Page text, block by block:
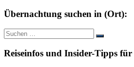
Übernachtung suchen in (Ort):
Suche
nach:
Suchen
Reiseinfos und Insider-Tipps